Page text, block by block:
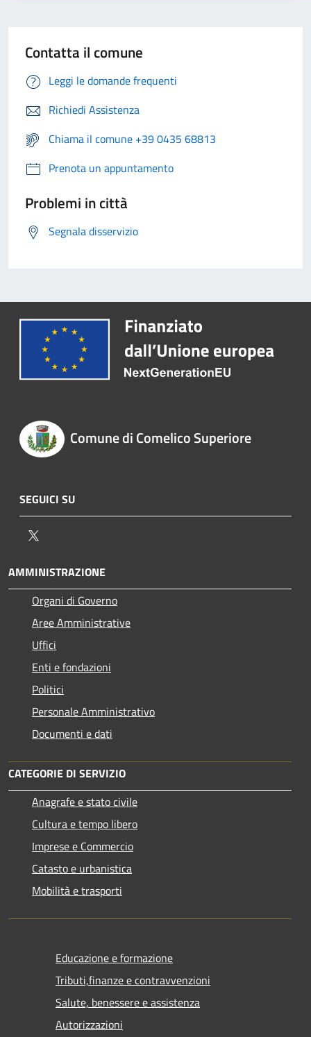
Contatta il comune
Leggi le domande frequenti
Richiedi Assistenza
Chiama il comune +39 0435 68813
Prenota un appuntamento
Problemi in città
Segnala disservizio
Comune di Comelico Superiore
SEGUICI SU
AMMINISTRAZIONE
Organi di Governo
Aree Amministrative
Uffici
Enti e fondazioni
Politici
Personale Amministrativo
Documenti e dati
CATEGORIE DI SERVIZIO
Anagrafe e stato civile
Cultura e tempo libero
Imprese e Commercio
Catasto e urbanistica
Mobilità e trasporti
Educazione e formazione
Tributi,finanze e contravvenzioni
Salute, benessere e assistenza
Autorizzazioni